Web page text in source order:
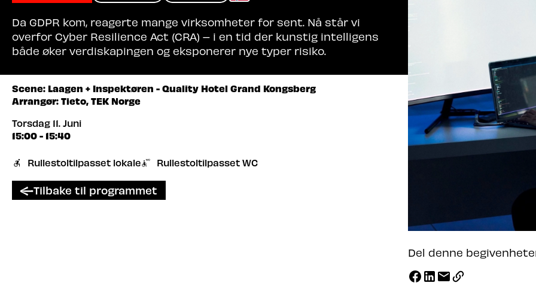
Da GDPR kom, reagerte mange virksomheter for sent. Nå står vi
overfor Cyber Resilience Act (CRA) – i en tid der kunstig intelligens
både øker verdiskapingen og eksponerer nye typer risiko.
Scene: Laagen + Inspektøren - Quality Hotel Grand Kongsberg
Arrangør: Tieto, TEK Norge
Torsdag 11. Juni
15:00 - 15:40
Rullestoltilpasset lokale Rullestoltilpasset WC
Tilbake til programmet
Del denne